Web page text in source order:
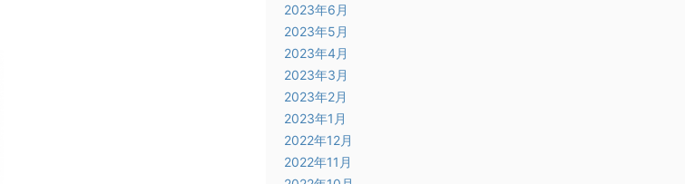
2023年6月
2023年5月
2023年4月
2023年3月
2023年2月
2023年1月
2022年12月
2022年11月